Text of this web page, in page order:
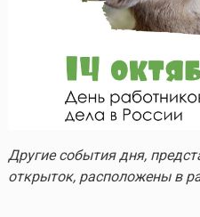
Другие события дня,
открыток, расположены в